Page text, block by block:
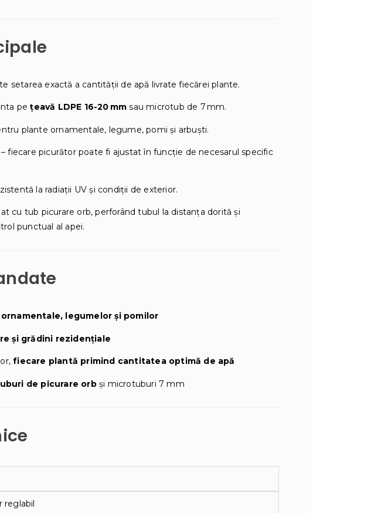
setarea exactă a cantității de apă livrate fiecărei plante.
pețeavă LDPE 16-20 mm sau microtub de 7 mm.
plante ornamentale, legume, pomi și arbuști.
fiecare picurător poate fi ajustat în funcție de necesarul specific
la radiații UV și condiții de exterior.
cu tub picurare orb, perforând tubul la distanța dorită și
punctual al apei.
legumelor și pomilor
și grădini rezidențiale
fiecare plantă primind cantitatea optimă de apă
de picurare orbși microtuburi 7 mm
reglabil